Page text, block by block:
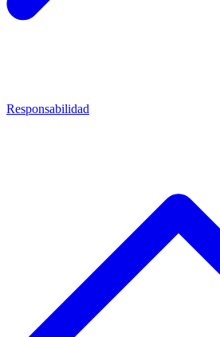
Responsabilidad